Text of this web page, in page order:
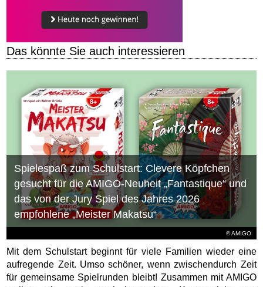
Das könnte Sie auch interessieren
© AMIGO
Spielespaß zum Schulstart: Clevere Köpfchen
gesucht für die AMIGO-Neuheit „Fantastique“ und
das von der Jury Spiel des Jahres 2026
empfohlene „Meister Makatsu“
Mit dem Schulstart beginnt für viele Familien wieder eine
aufregende Zeit. Umso schöner, wenn zwischendurch Zeit
für gemeinsame Spielrunden bleibt! Zusammen mit AMIGO